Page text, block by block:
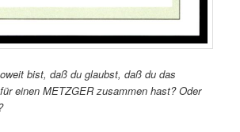
bist, daß du glaubst, daß du das
einen METZGER zusammen hast? Oder